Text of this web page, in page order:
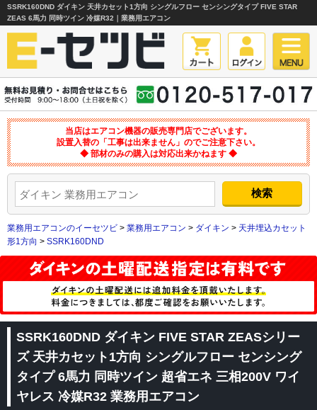
SSRK160DND ダイキン 天井カセット1方向 シングルフロー センシングタイプ FIVE STAR
ZEAS 6馬力 同時ツイン 冷媒R32｜業務用エアコン
当店はエアコン機器の販売専門店でございます。
設置入替の「工事は出来ません」のでご注意下さい。
◆ 部材のみの購入は対応出来かねます ◆
業務用エアコンのイーセツビ > 業務用エアコン > ダイキン > 天井埋込カセット
形1方向 > SSRK160DND
SSRK160DND ダイキン FIVE STAR ZEASシリー
ズ 天井カセット1方向 シングルフロー センシング
タイプ 6馬力 同時ツイン 超省エネ 三相200V ワイ
ヤレス 冷媒R32 業務用エアコン